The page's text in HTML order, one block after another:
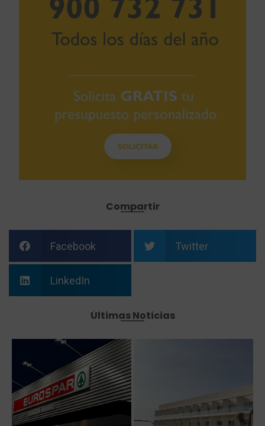
Compartir
Facebook Twitter
LinkedIn
Últimas Noticias